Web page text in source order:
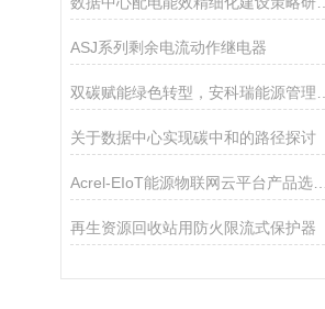
ASJ系列剩余电流动作继电器
关于数据中心实现碳中和的路径探讨
Acrel-EIoT能源物联网云平台产品选型清单
再生资源回收站用防火限流式保护器